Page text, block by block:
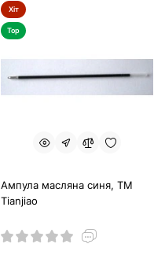
Хіт
Top
Ампула масляна синя, ТМ
Tianjiao